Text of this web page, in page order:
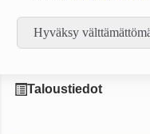
Hyväksy
Oy
Taloustiedot